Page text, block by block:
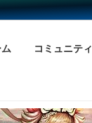
コミュニティ